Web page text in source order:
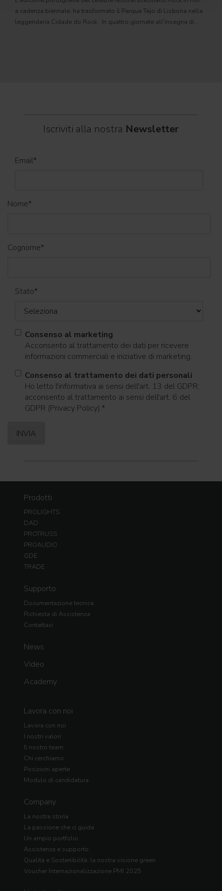
a cadenza biennale, ha trasformato il Parque Tejo di Lisbona nella
leggendaria Cidade do Rock . In quattro giornate all'insegna di
Iscriviti alla nostra Newsletter
Email*
Nome*
Cognome*
Stato*
Consenso al marketing
Acconsento al trattamento dei dati per ricevere
informazioni commerciali e iniziative di marketing.
Consenso al trattamento dei dati personali
Ho letto l'informativa ai sensi dell'art. 13 del GDPR;
acconsento al trattamento ai sensi dell'art. 6 del
GDPR (Privacy Policy).*
Prodotti
PROLIGHTS
DAD
PROTRUSS
PROAUDIO
GDE
TRADE
Supporto
Documentazione tecnica
Richiesta di Assistenza
Contattaci
News
Video
Academy
Lavora con noi
Lavora con noi
I nostri valori
Il nostro team
Chi cerchiamo
Posizioni aperte
Modulo di candidatura
Company
La nostra storia
La passione che ci guida
Un ampio portfolio
Assistenza e supporto
Qualità e Sostenibilità: la nostra visione green
Voucher Internazionalizzazione PMI 2025